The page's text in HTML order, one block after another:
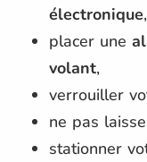
électronique,
placer une
volant,
verrouiller
ne pas
stationner